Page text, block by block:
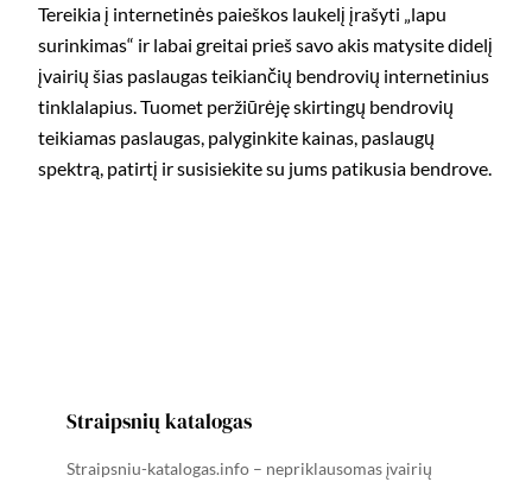
Tereikia į internetinės paieškos laukelį įrašyti „lapu
surinkimas“ ir labai greitai prieš savo akis matysite didelį
įvairių šias paslaugas teikiančių bendrovių internetinius
tinklalapius. Tuomet peržiūrėję skirtingų bendrovių
teikiamas paslaugas, palyginkite kainas, paslaugų
spektrą, patirtį ir susisiekite su jums patikusia bendrove.
Straipsnių katalogas
Straipsniu-katalogas.info – nepriklausomas įvairių